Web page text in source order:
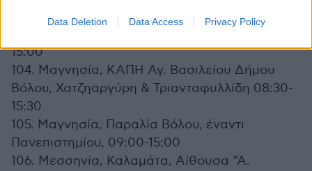
Data Deletion Data Access Privacy Policy
102. Λέσβος, Κ.Υ Μυτιλήνης, 08:30-15:45
15:00
104. Μαγνησία, ΚΑΠΗ Αγ. Βασιλείου Δήμου
Βόλου, Χατζηαργύρη & Τριανταφυλλίδη 08:30-
15:30
105. Μαγνησία, Παραλία Βόλου, έναντι
Πανεπιστημίου, 09:00-15:00
106. Μεσσηνία, Καλαμάτα, Αίθουσα “Α.